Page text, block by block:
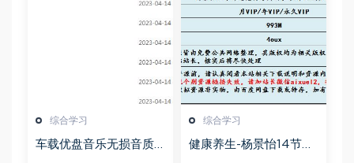
综合学习
车载优盘音乐无损音质
综合学习
健康养生-杨景怡14节体